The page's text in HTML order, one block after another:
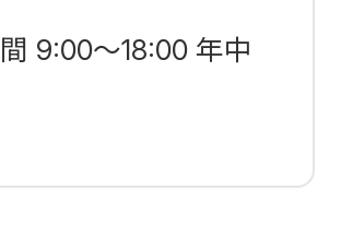
9:00～18:00 年中